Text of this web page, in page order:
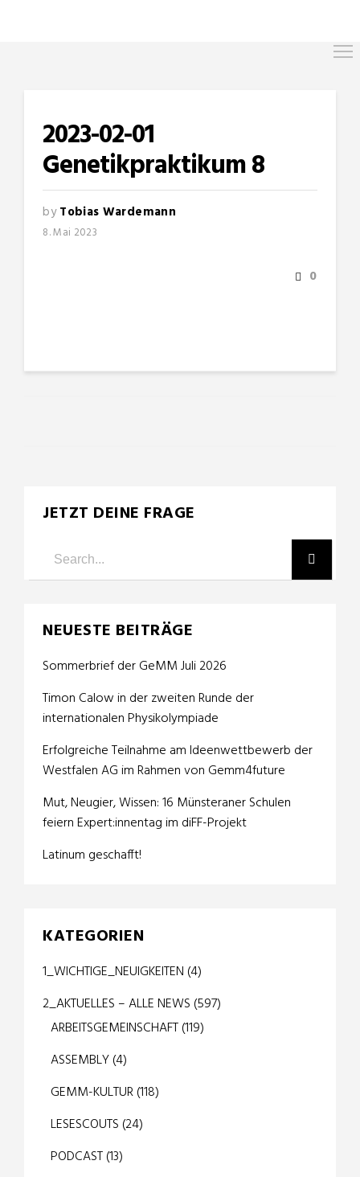
2023-02-01
Genetikpraktikum 8
byTobias Wardemann
8. Mai 2023
0
JETZT DEINE FRAGE
NEUESTE BEITRÄGE
Sommerbrief der GeMM Juli 2026
Timon Calow in der zweiten Runde der
internationalen Physikolympiade
Erfolgreiche Teilnahme am Ideenwettbewerb der
Westfalen AG im Rahmen von Gemm4future
Mut, Neugier, Wissen: 16 Münsteraner Schulen
feiern Expert:innentag im diFF-Projekt
Latinum geschafft!
KATEGORIEN
1_WICHTIGE_NEUIGKEITEN (4)
2_AKTUELLES – ALLE NEWS (597)
ARBEITSGEMEINSCHAFT(119)
ASSEMBLY(4)
GEMM-KULTUR(118)
LESESCOUTS (24)
PODCAST(13)